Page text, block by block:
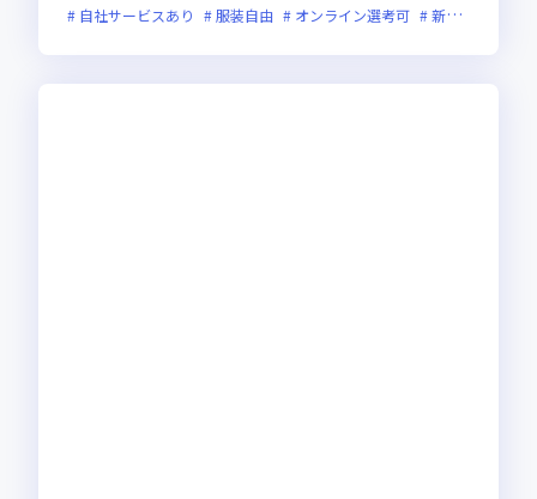
自社サービスあり
服装自由 オンライン選考可 新規立ち上げ